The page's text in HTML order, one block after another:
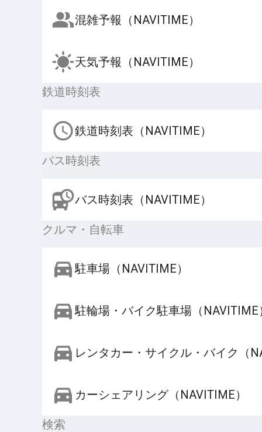
混雑予報（NAVITIME）
天気予報（NAVITIME）
鉄道時刻表
鉄道時刻表（NAVITIME）
バス時刻表
バス時刻表（NAVITIME）
クルマ・自転車
駐車場（NAVITIME）
駐輪場・バイク駐車場（NAVITIME
レンタカー・サイクル・バイク（
カーシェアリング（NAVITIME）
検索